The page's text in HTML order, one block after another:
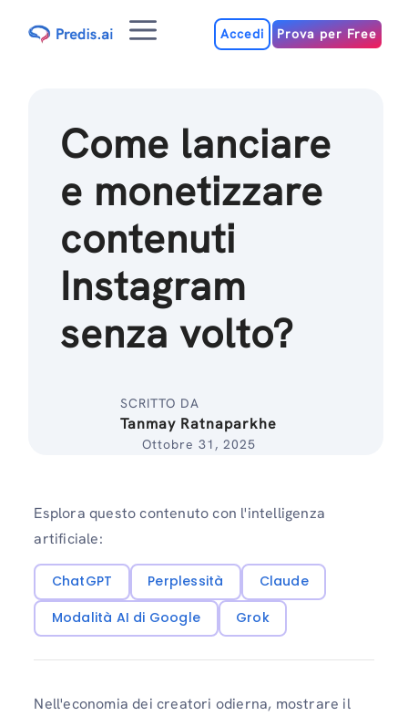
MenuAccedi Prova per Free
Come lanciare
e monetizzare
contenuti
Instagram
senza volto?
SCRITTO DA
Tanmay Ratnaparkhe
Ottobre 31, 2025
Esplora questo contenuto con l'intelligenza
artificiale:
ChatGPT Perplessità
Claude
Modalità AI di Google
Grok
Nell'economia dei creatori odierna, mostrare il